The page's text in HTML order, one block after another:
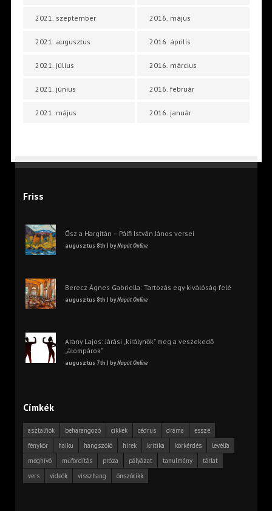
2021. szeptember
2021. augusztus
2021. július
2021. június
2021. május
2016. május
2016. április
2016. március
2016. február
2016. január
Friss
Ősz a Hargitán – Pálfi István János versei
augusztus 8th | byNapút Online
Berecz Ágnes Gabriella: Tartozás egy kiválóság felé
augusztus 8th | byNapút Online
Arany Lajos: Járási „királynők” meg a veszekedő
„álompárok”
augusztus 7th | byNapút Online
Címkék
asztalfiók beharangozó cikkek cédrus dráma
esszé
fénykör
haiku hangszóló hírek kritika körkérdés
levélfa
meghívó
műfordítás próza pályázat tanulmány
tárlat
vers
videók visszhang önszócikk